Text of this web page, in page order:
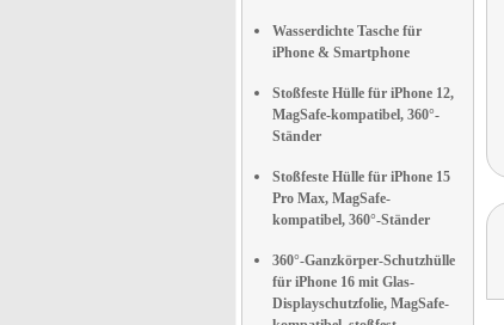
Wasserdichte Tasche für
iPhone & Smartphone
Stoßfeste Hülle für iPhone 12,
MagSafe-kompatibel, 360°-
Ständer
Stoßfeste Hülle für iPhone 15
Pro Max, MagSafe-
kompatibel, 360°-Ständer
360°-Ganzkörper-Schutzhülle
für iPhone 16 mit Glas-
Displayschutzfolie, MagSafe-